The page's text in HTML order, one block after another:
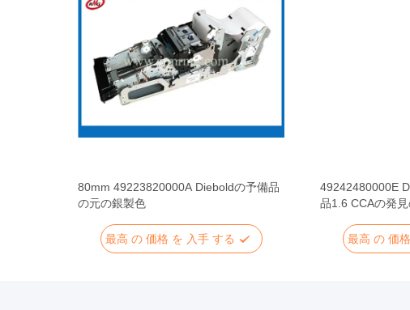
80mm 49223820000A Dieboldの予備品
の元の銀製色
最高 の 価格 を 入手 する
49242480000E
品1.6 CCAの発見
最高 の 価